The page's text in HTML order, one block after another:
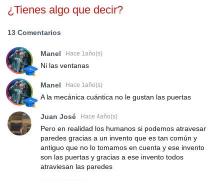
¿Tienes algo que decir?
13 Comentarios
Manel Hace 1año(s)
Ni las ventanas
Manel Hace 1año(s)
A la mecánica cuántica no le gustan las puertas
Juan José Hace 4año(s)
Pero en realidad los humanos si podemos atravesar
paredes gracias a un invento que es tan común y
antiguo que no lo tomamos en cuenta y ese invento
son las puertas y gracias a ese invento todos
atraviesan las paredes